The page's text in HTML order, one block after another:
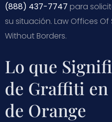
(888) 437-7747 para
su situación. Law Offices Of
Without Borders.
Lo que
de Graffiti en
de Orange